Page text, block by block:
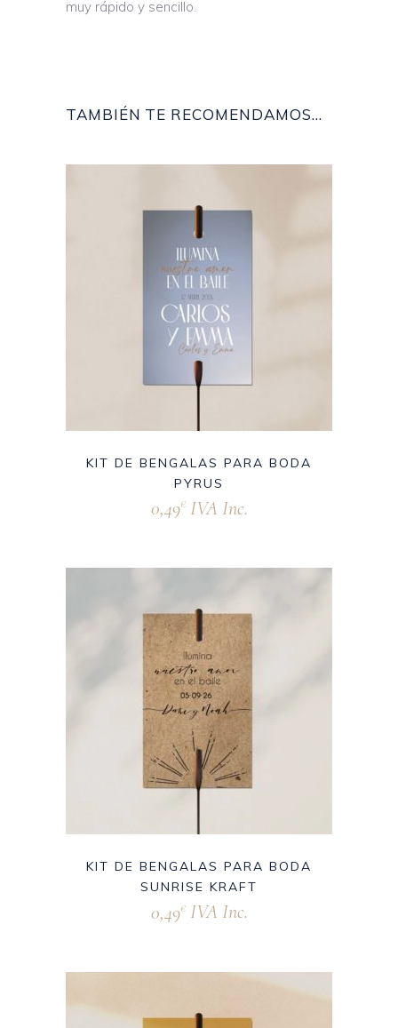
muy rápido y sencillo.
TAMBIÉN TE RECOMENDAMOS…
KIT DE BENGALAS PARA BODA
PYRUS
0,49€ IVA Inc.
KIT DE BENGALAS PARA BODA
SUNRISE KRAFT
0,49€ IVA Inc.